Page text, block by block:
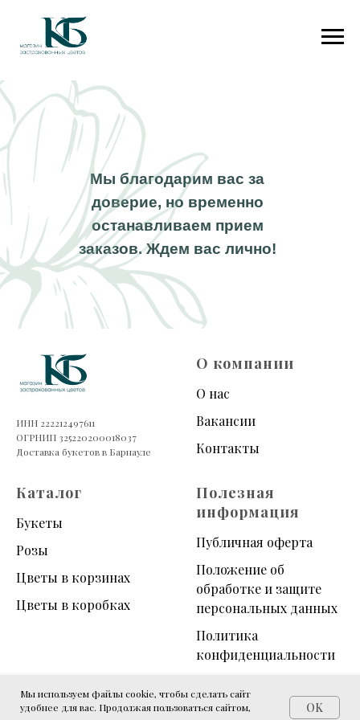
Мы используем файлы cookie, чтобы сделать сайт
удобнее для вас. Продолжая пользоваться сайтом,
OK
Мы благодарим вас за
доверие, но временно
останавливаем прием
заказов. Ждем вас лично!
ИНН 222212497611
ОГРНИП 325220200018037
Доставка букетов в Барнауле
О компании
О нас
Вакансии
Контакты
Каталог
Букеты
Розы
Цветы в корзинах
Цветы в коробках
Полезная
информация
Публичная оферта
Положение об
обработке и защите
персональных данных
Политика
конфиденциальности